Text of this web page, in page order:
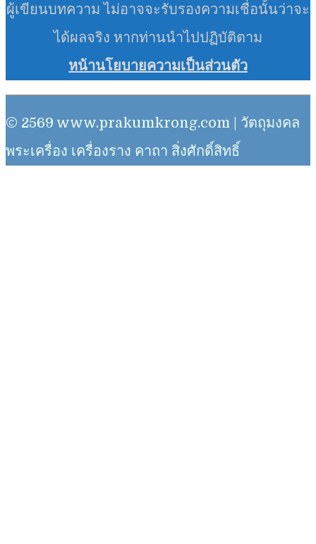
ผู้เขียนบทความ ไม่อาจจะรับรองความเชื่อนั้นว่าจะ
ได้ผลจริง หากท่านนำไปปฏิบัติตาม
หน้านโยบายความเป็นส่วนตัว
© 2569 www.prakumkrong.com | วัตถุมงคล
พระเครื่อง เครื่องราง คาถา สิ่งศักดิ์สิทธิ์